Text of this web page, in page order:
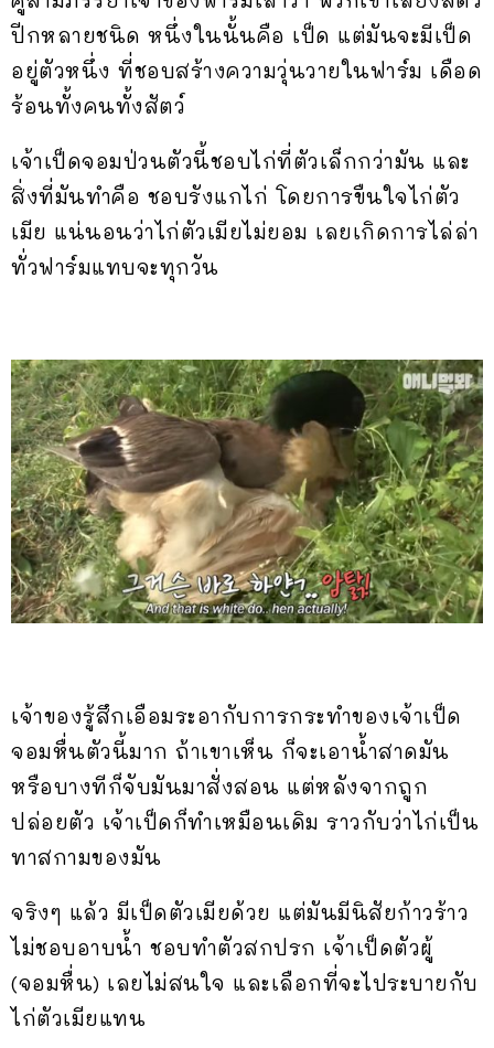
ปีกหลายชนิด หนึ่งในนั้นคือ เป็ด แต่มันจะมีเป็ด
อยู่ตัวหนึ่ง ที่ชอบสร้างความวุ่นวายในฟาร์ม เดือด
ร้อนทั้งคนทั้งสัตว์
เจ้าเป็ดจอมป่วนตัวนี้ชอบไก่ที่ตัวเล็กกว่ามัน และ
สิ่งที่มันทำคือ ชอบรังแกไก่ โดยการขืนใจไก่ตัว
เมีย แน่นอนว่าไก่ตัวเมียไม่ยอม เลยเกิดการไล่ล่า
ทั่วฟาร์มแทบจะทุกวัน
เจ้าของรู้สึกเอือมระอากับการกระทำของเจ้าเป็ด
จอมหื่นตัวนี้มาก ถ้าเขาเห็น ก็จะเอาน้ำสาดมัน
หรือบางทีก็จับมันมาสั่งสอน แต่หลังจากถูก
ปล่อยตัว เจ้าเป็ดก็ทำเหมือนเดิม ราวกับว่าไก่เป็น
ทาสกามของมัน
จริงๆ แล้ว มีเป็ดตัวเมียด้วย แต่มันมีนิสัยก้าวร้าว
ไม่ชอบอาบน้ำ ชอบทำตัวสกปรก เจ้าเป็ดตัวผู้
(จอมหื่น) เลยไม่สนใจ และเลือกที่จะไประบายกับ
ไก่ตัวเมียแทน